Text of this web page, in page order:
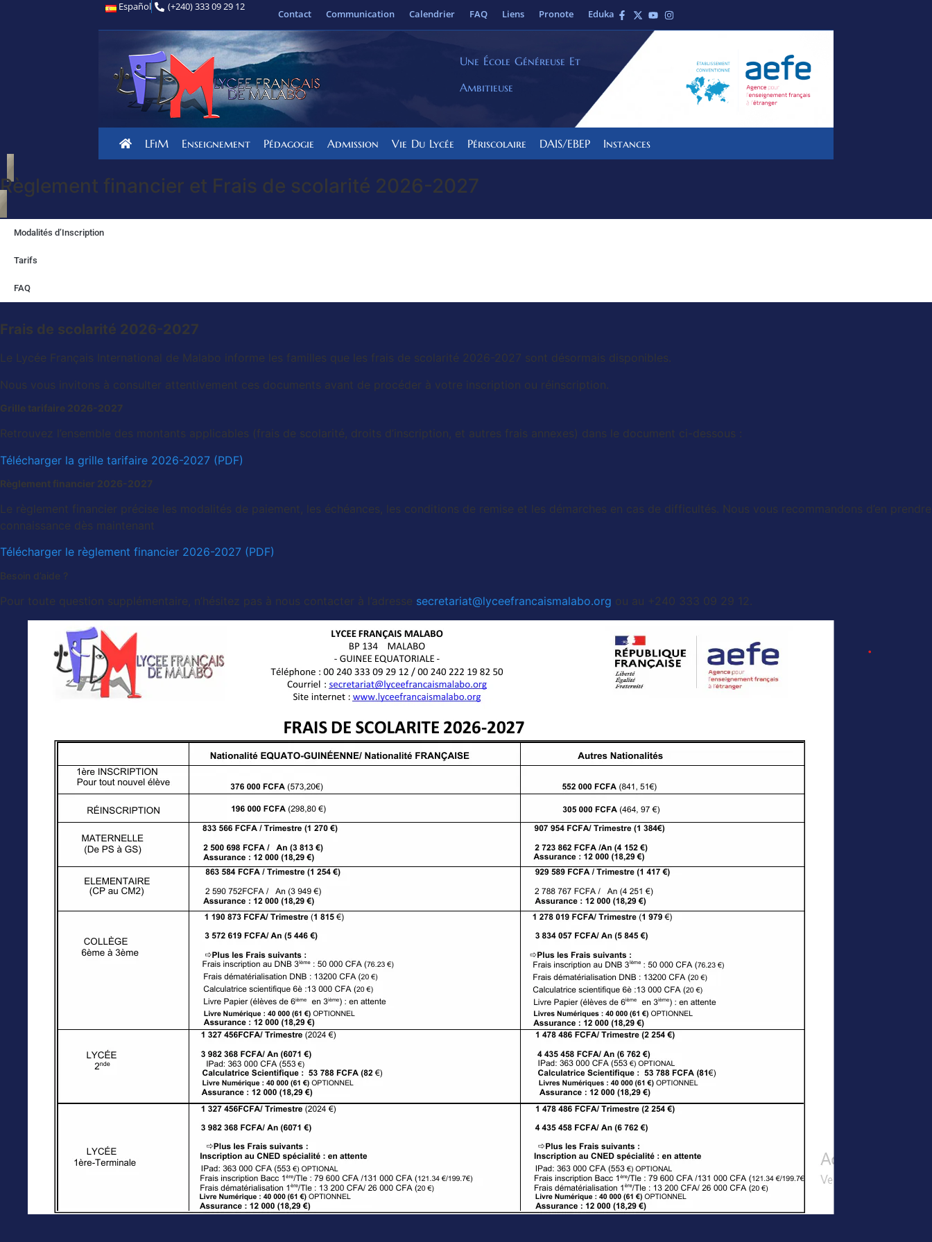
Español (+240) 333 09 29 12
Contact Communication Calendrier FAQ Liens Pronote Eduka
Une École Généreuse Et
Ambitieuse
LFiM Enseignement Pédagogie Admission Vie Du Lycée Périscolaire DAIS/EBEP Instances
Règlement financier et Frais de scolarité 2026-2027
Modalités d’Inscription
Tarifs
FAQ
Frais de scolarité 2026-2027
Le Lycée Français International de Malabo informe les familles que les frais de scolarité 2026-2027 sont désormais disponibles.
Nous vous invitons à consulter attentivement ces documents avant de procéder à votre inscription ou réinscription.
Grille tarifaire 2026-2027
Retrouvez l’ensemble des montants applicables (frais de scolarité, droits d’inscription, et autres frais annexes) dans le document ci-dessous :
Télécharger la grille tarifaire 2026-2027 (PDF)
Règlement financier 2026-2027
Le règlement financier précise les modalités de paiement, les échéances, les conditions de remise et les démarches en cas de difficultés. Nous vous recommandons d’en prendre
connaissance dès maintenant
Télécharger le règlement financier 2026-2027 (PDF)
Besoin d’aide ?
Pour toute question supplémentaire, n’hésitez pas à nous contacter à l’adresse secretariat@lyceefrancaismalabo.org ou au +240 333 09 29 12.